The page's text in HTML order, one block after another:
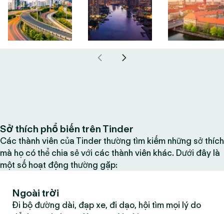
Sở thích phổ biến trên Tinder
Các thành viên của Tinder thường tìm kiếm những sở thích
mà họ có thể chia sẻ với các thành viên khác. Dưới đây là
một số hoạt động thường gặp:
Ngoài trời
Đi bộ đường dài, đạp xe, đi dạo, hội tìm mọi lý do